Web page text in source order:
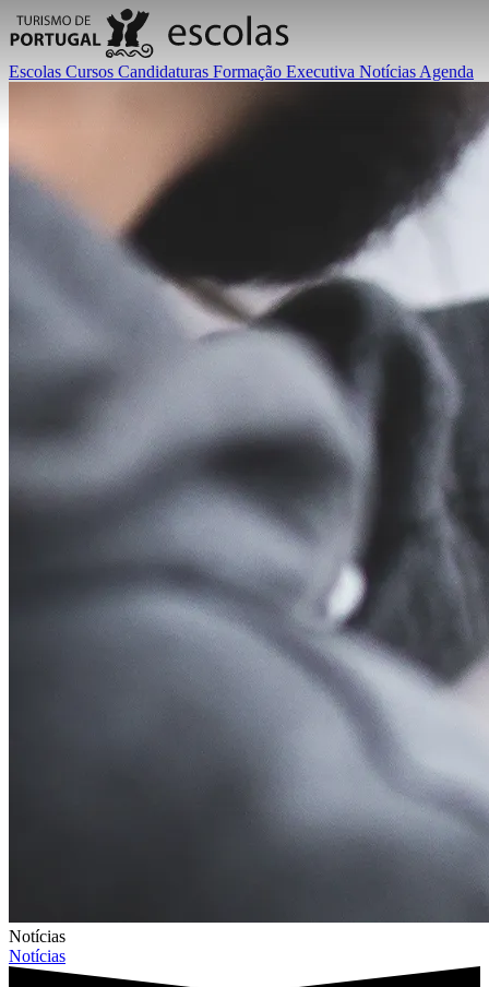
Escolas Cursos Candidaturas Formação Executiva Notícias Agenda
Notícias
Notícias